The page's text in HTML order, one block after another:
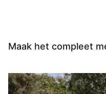
Maak het compleet